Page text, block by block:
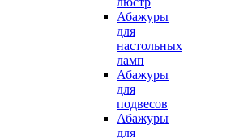
Абажуры
для
настольных
ламп
Абажуры
для
подвесов
Абажуры
для